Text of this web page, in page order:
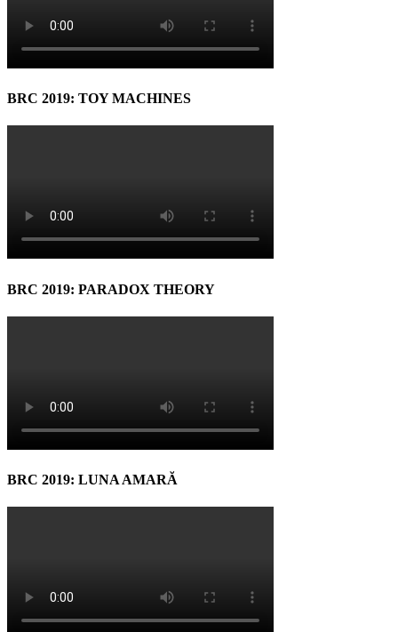
BRC 2019: TOY MACHINES
BRC 2019: PARADOX THEORY
BRC 2019: LUNA AMARĂ